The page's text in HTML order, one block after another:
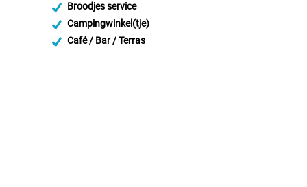
Broodjes service
Campingwinkel(tje)
Café / Bar / Terras